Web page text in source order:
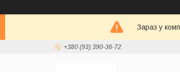
Зараз у
+380 (93) 390-36-72